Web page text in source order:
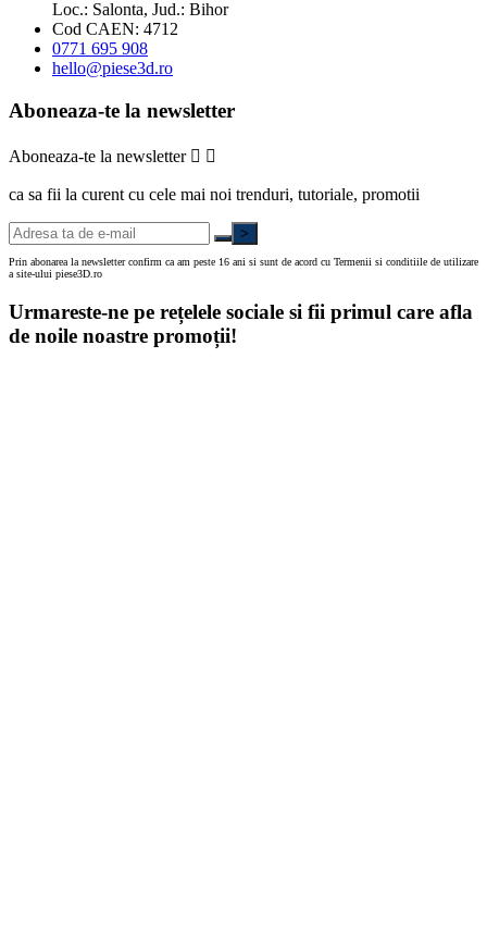
Loc.: Salonta, Jud.: Bihor
Cod CAEN: 4712
0771 695 908
hello@piese3d.ro
Aboneaza-te la newsletter
Aboneaza-te la newsletter  
ca sa fii la curent cu cele mai noi trenduri, tutoriale, promotii
>
Prin abonarea la newsletter confirm ca am peste 16 ani si sunt de acord cu Termenii si conditiile de utilizare
a site-ului piese3D.ro
Urmareste-ne pe rețelele sociale si fii primul care afla
de noile noastre promoții!